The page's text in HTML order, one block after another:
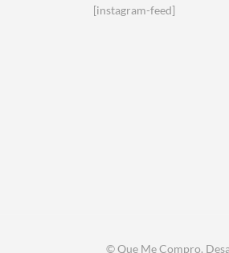
[instagram-feed]
© Que Me Compro.